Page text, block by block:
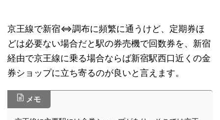
京王線で新宿⇔調布に頻繁に通うけど、定期券ほ
どは必要ない場合だと駅の券売機で回数券を、新宿
経由で京王線に乗る場合ならば新宿駅西口近くの金
券ショップに立ち寄るのが良いと言えます。
メモ